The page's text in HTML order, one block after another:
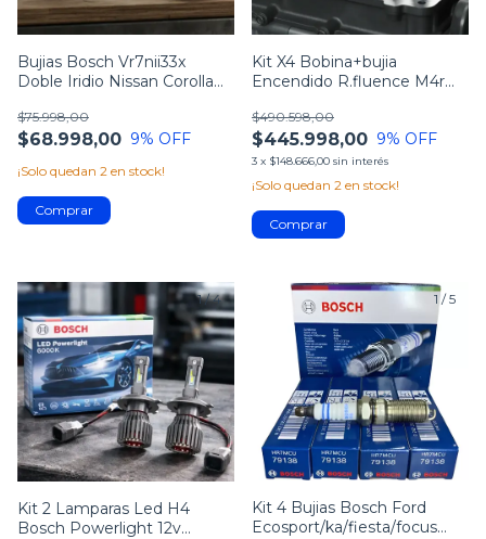
Bujias Bosch Vr7nii33x
Doble Iridio Nissan Corolla
$68.998,00
$75.998,00
9% OFF
¡Solo quedan 2 en stock!
Kit X4 Bobina+bujia
Encendido R.fluence M4r
$445.998,00
$490.598,00
9% OFF
3 x $148.666,00 sin interés
¡Solo quedan 2 en stock!
1/4
Kit 2 Lamparas Led H4
Bosch Powerlight 12v
1/5
Kit 4 Bujias Bosch Ford
Ecosport/ka/fiesta/focus